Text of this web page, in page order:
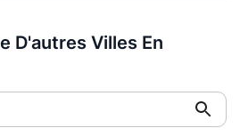
D'autres Villes En